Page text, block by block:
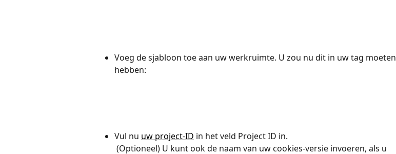
Voeg de sjabloon toe aan uw werkruimte. U zou nu dit in uw tag moeten
hebben:
Vul nu uw project-ID in het veld Project ID in.